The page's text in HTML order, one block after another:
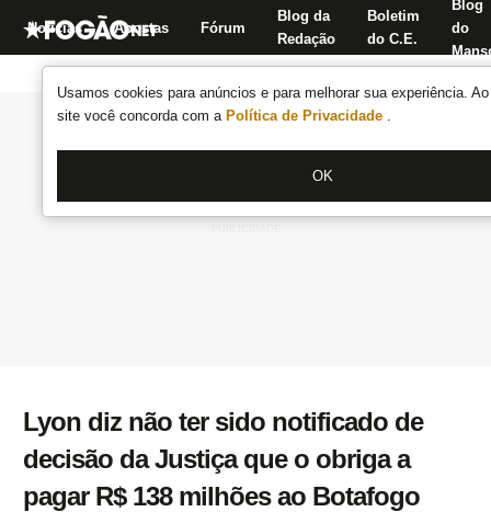
Usamos cookies para anúncios e para melhorar sua experiência.
site você concorda com a Política de Privacidade .
OK
Notícias Apostas Fórum
Blog da
Redação
Boletim
do C.E.
Blog
do
Lyon diz não ter sido notificado de
decisão da Justiça que o obriga a
pagar R$ 138 milhões ao Botafogo